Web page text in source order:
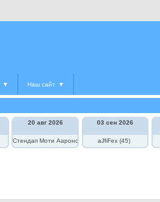
▼ Наш сайт ▼
20 авг 2026
Стендап Моти Аароновича
03 сен 2026
aJfiFex (45)